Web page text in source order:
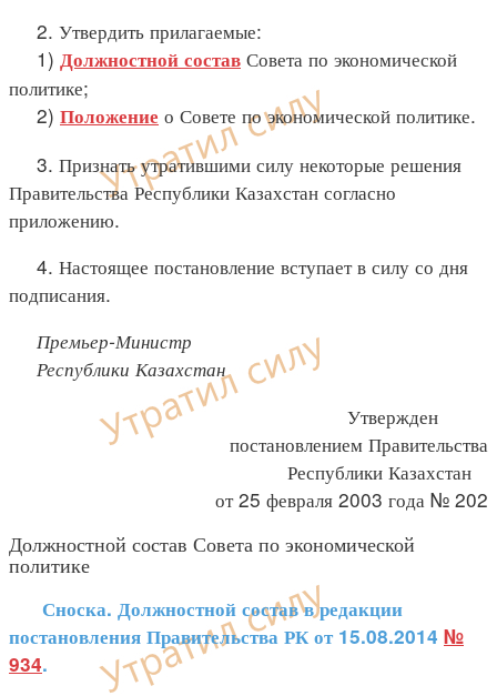
2. Утвердить прилагаемые:
1) Должностной состав Совета по экономической
политике;
2) Положение о Совете по экономической политике.
3. Признать утратившими силу некоторые решения
Правительства Республики Казахстан согласно
приложению.
4. Настоящее постановление вступает в силу со дня
подписания.
Премьер-Министр
Республики Казахстан
Утвержден
постановлением Правительства
Республики Казахстан
от 25 февраля 2003 года № 202
Должностной состав Совета по экономической
политике
Сноска. Должностной состав в редакции
постановления Правительства РК от 15.08.2014 №
934.